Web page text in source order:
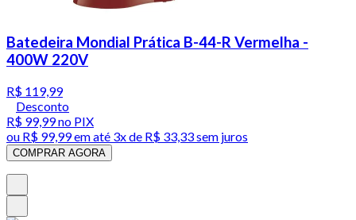
Batedeira Mondial Prática B-44-R Vermelha -
400W 220V
R$ 119,99
Desconto
R$ 99,99no PIX
ou R$ 99,99em até 3x de R$ 33,33 sem juros
COMPRAR AGORA